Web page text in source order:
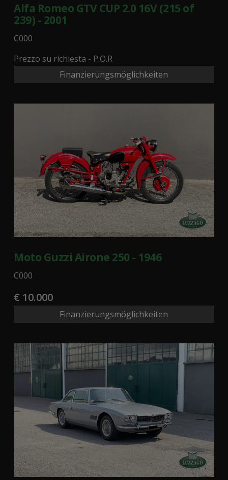
Alfa Romeo GTV CUP 2.0 16V (215 of
239) - 2001
C000
Prezzo su richiesta - P.O.R
Finanzierungsmöglichkeiten
Moto Guzzi Airone 250 - 1946
C000
€ 10.000
Finanzierungsmöglichkeiten